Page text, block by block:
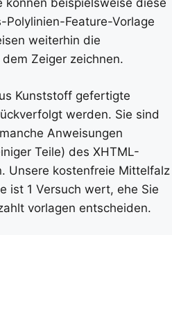
können beispielsweise diese
Polylinien-Feature-Vorlage
weiterhin die
Zeiger zeichnen.
Kunststoff gefertigte
werden. Sie sind
Anweisungen
Teile) des XHTML-
Unsere kostenfreie Mittelfalz
ist 1 Versuch wert, ehe Sie
vorlagen entscheiden.